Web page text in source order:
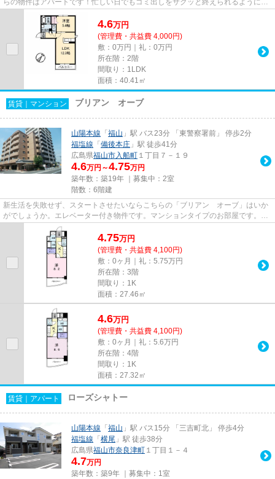
らの物件はアパートです！忙しい日でもゴミ出しをサクッと終えられるように、
4.6万円
(管理費・共益費 4,000円)
敷：0万円｜礼：0万円
所在階：2階
間取り：1LDK
面積：40.41㎡
賃貸｜マンション ブリアン オーブ
山陽本線 「 福山 」駅 バス23分 「東警察署前」 停歩2分
福塩線 「 備後本庄 」駅 徒歩41分
広島県福山市入船町 １丁目７－１９
4.6万円～4.75万円
築年数：築19年 ｜募集中： 2室
階数：6階建
新生活を失敗せず、スタートさせたいならこちらの「ブリアン オーブ」はいか
がでしょうか。エレベーター付き物件です。マンションタイプのお部屋です。福
山市にこれからお引越し予定...
4.75万円
(管理費・共益費 4,100円)
敷：0ヶ月｜礼：5.75万円
所在階：3階
間取り：1K
面積：27.46㎡
4.6万円
(管理費・共益費 4,100円)
敷：0ヶ月｜礼：5.6万円
所在階：4階
間取り：1K
面積：27.32㎡
賃貸｜アパート ローズシャトー
山陽本線 「 福山 」駅 バス15分 「三吉町北」 停歩4分
福塩線 「 横尾 」駅 徒歩38分
広島県福山市奈良津町 １丁目１－４
4.7万円
築年数：築9年 ｜募集中： 1室